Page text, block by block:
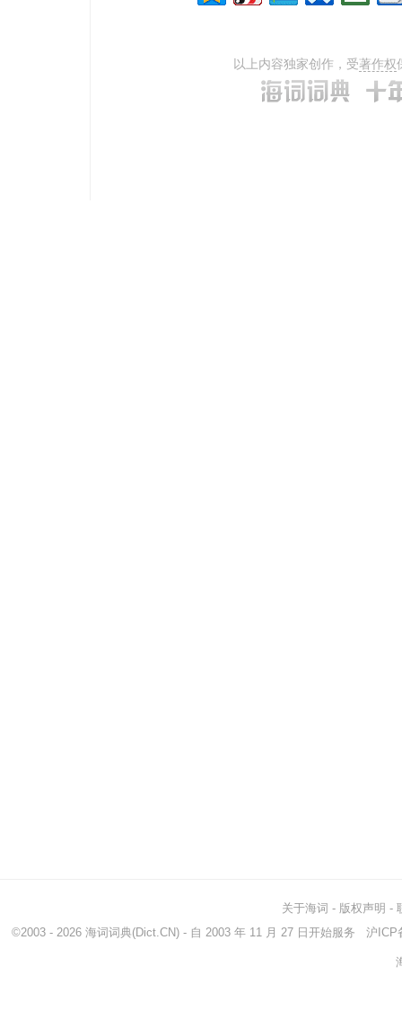
以上内容独家创作，受著作权
关于海词 - 版权声明 -
©2003 - 2026 海词词典(Dict.CN) - 自 2003 年 11 月 27 日开始服务 沪ICP